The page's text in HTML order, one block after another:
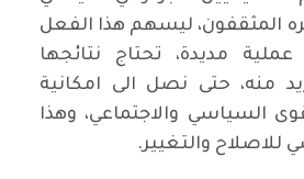
المثقفون، ليسهم هذا الفعل
مديدة، تحتاج نتائجها
منه، حتى نصل الى امكانية
السياسي والاجتماعي، وهذا
والتغيير.